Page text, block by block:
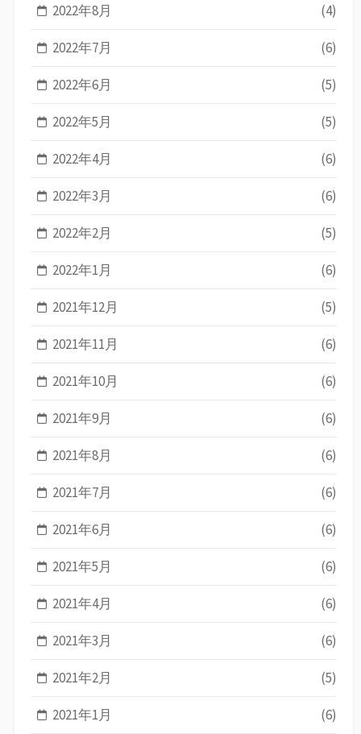
2022年8月 (4)
2022年7月 (6)
2022年6月 (5)
2022年5月 (5)
2022年4月 (6)
2022年3月 (6)
2022年2月 (5)
2022年1月 (6)
2021年12月 (5)
2021年11月 (6)
2021年10月 (6)
2021年9月 (6)
2021年8月 (6)
2021年7月 (6)
2021年6月 (6)
2021年5月 (6)
2021年4月 (6)
2021年3月 (6)
2021年2月 (5)
2021年1月 (6)